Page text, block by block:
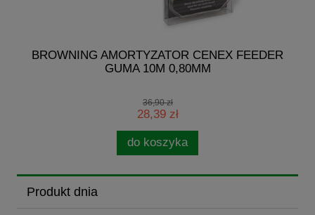
BROWNING AMORTYZATOR CENEX FEEDER
GUMA 10M 0,80MM
36,90 zł
28,39 zł
do koszyka
Produkt dnia